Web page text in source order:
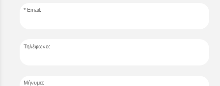
Email:
Τηλέφωνο:
Μήνυμα: